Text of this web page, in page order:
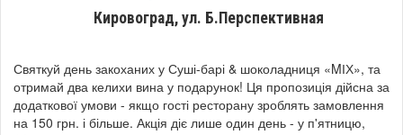
Кировоград, ул. Б.Перспективная
Святкуй день закоханих у Суші-барі & шоколадниця «MІХ», та
отримай два келихи вина у подарунок! Ця пропозиція дійсна за
додаткової умови - якщо гості ресторану зроблять замовлення
на 150 грн. і більше. Акція діє лише один день - у п'ятницю,